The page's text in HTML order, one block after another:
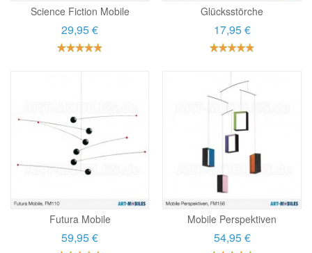
Science Fiction Mobile
29,95 €
Glücksstörche
17,95 €
Futura Mobile
59,95 €
Mobile Perspektiven
54,95 €